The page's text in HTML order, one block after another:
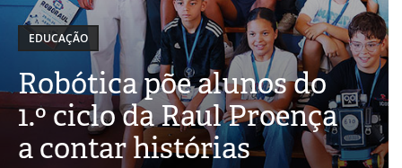
EDUCAÇÃO
Robótica põe alunos do
1.º ciclo da Raul Proença
a contar histórias